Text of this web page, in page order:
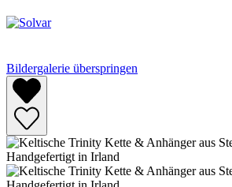
Bildergalerie überspringen